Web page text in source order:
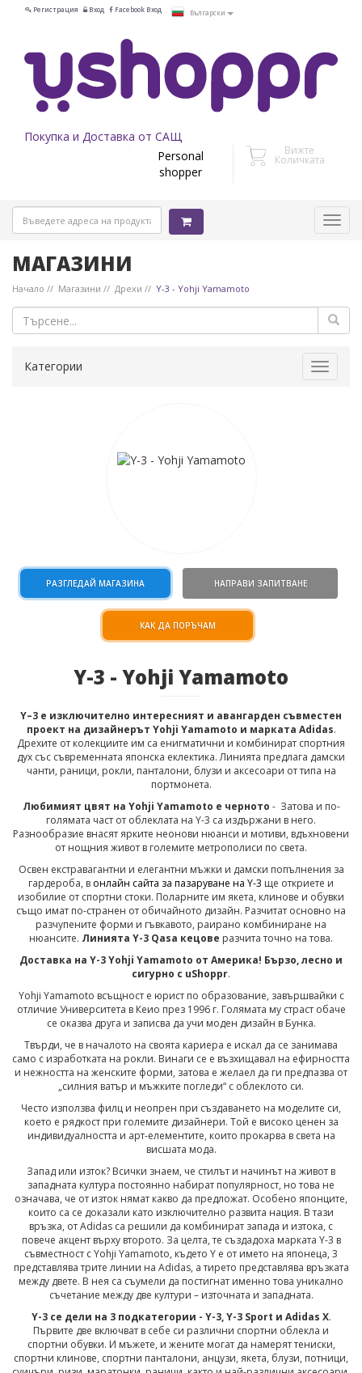
Регистрация Вход Facebook Вход Български
Покупка и Доставка от САЩ
Personal
shopper
Вижте
Количката
МАГАЗИНИ
Начало Магазини Дрехи Y-3 - Yohji Yamamoto
Toggle
Категории
РАЗГЛЕДАЙ МАГАЗИНА НАПРАВИ ЗАПИТВАНЕ
КАК ДА ПОРЪЧАМ
Y-3 - Yohji Yamamoto
Y–3 е изключително интересният и авангарден съвместен
проект на дизайнерът Yohji Yamamoto и марката Adidas.
Дрехите от колекциите им са енигматични и комбинират спортния
дух със съвременната японска еклектика. Линията предлага дамски
чанти, раници, рокли, панталони, блузи и аксесоари от типа на
портмонета.
Любимият цвят на Yohji Yamamoto е черното - Затова и по-
голямата част от облеклата на Y-3 са издържани в него.
Разнообразие внасят ярките неонови нюанси и мотиви, вдъхновени
от нощния живот в големите метрополиси по света.
Освен екстравагантни и елегантни мъжки и дамски попълнения за
гардероба, в онлайн сайта за пазаруване на Y-3 ще откриете и
изобилие от спортни стоки. Поларните им якета, клинове и обувки
също имат по-странен от обичайното дизайн. Разчитат основно на
разчупените форми и гъвкавото, раирано комбиниране на
нюансите. Линията Y-3 Qasa кецове разчита точно на това.
Доставка на Y-3 Yohji Yamamoto от Америка! Бързо, лесно и
сигурно с uShoppr.
Yohji Yamamoto всъщност е юрист по образование, завършвайки с
отличие Университета в Кеио през 1996 г. Голямата му страст обаче
се оказва друга и записва да учи моден дизайн в Бунка.
Твърди, че в началото на своята кариера е искал да се занимава
само с изработката на рокли. Винаги се е възхищавал на ефирността
и нежността на женските форми, затова е желаел да ги предпазва от
„силния ватър и мъжките погледи“ с облеклото си.
Често използва филц и неопрен при създаването на моделите си,
което е рядкост при големите дизайнери. Той е високо ценен за
индивидуалността и арт-елементите, които прокарва в света на
висшата мода.
Запад или изток? Всички знаем, че стилът и начинът на живот в
западната култура постоянно набират популярност, но това не
означава, че от изток нямат какво да предложат. Особено японците,
които са се доказали като изключително развита нация. В тази
връзка, от Adidas са решили да комбинират запада и изтока, с
повече акцент върху второто. За целта, те създадоха марката Y-3 в
съвместност с Yohji Yamamoto, където Y е от името на японеца, 3
представлява трите линии на Adidas, a тирето представлява връзката
между двете. В нея са съумели да постигнат именно това уникално
съчетание между две култури – източната и западната.
Y-3 се дели на 3 подкатегории - Y-3, Y-3 Sport и Adidas X.
Първите две включват в себе си различни спортни облекла и
спортни обувки. И мъжете, и жените могат да намерят тениски,
спортни клинове, спортни панталони, анцузи, якета, блузи, потници,